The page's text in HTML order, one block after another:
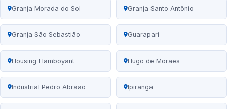
Granja Morada do Sol Granja Santo Antônio
Granja São Sebastião Guarapari
Housing Flamboyant Hugo de Moraes
Industrial Pedro Abraão Ipiranga